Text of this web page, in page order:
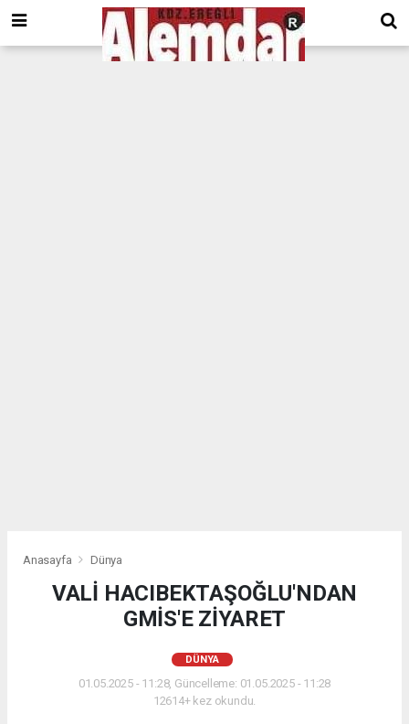
google.com, pub-8201930440372555, DIRECT, f08c47fec0942fa0
Anasayfa Dünya
VALİ HACIBEKTAŞOĞLU'NDAN
GMİS'E ZİYARET
DÜNYA
01.05.2025 - 11:28, Güncelleme: 01.05.2025 - 11:28
12614+ kez okundu.